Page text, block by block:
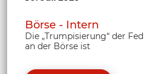
Börse - Intern
Die „Trumpisierung“ der
an der Börse ist